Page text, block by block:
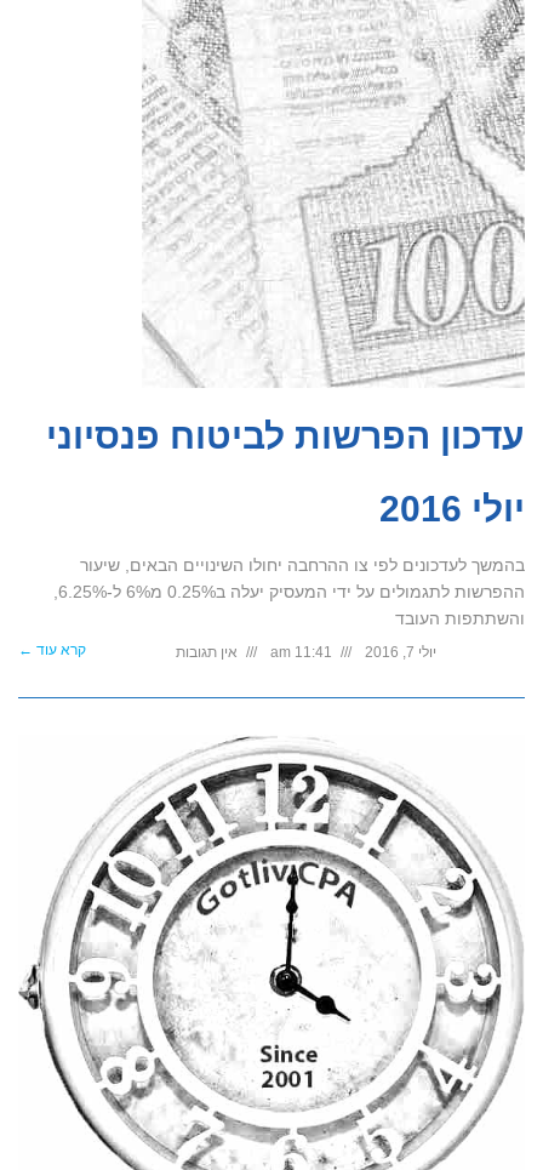
עדכון הפרשות לביטוח פנסיוני
יולי 2016
בהמשך לעדכונים לפי צו ההרחבה יחולו השינויים הבאים, שיעור
והשתתפות העובד
יולי 7, 2016 11:41 am אין תגובות קרא עוד ←